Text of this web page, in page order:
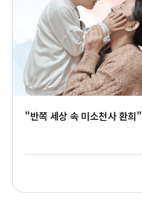
6
"반쪽 세상 속 미소천사 환희